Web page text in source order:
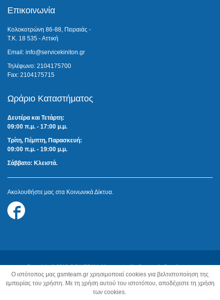
Επικοινωνία
Κολοκοτρώνη 86-88, Πειραιάς -
Τ.Κ. 18 535 - Αττική
Email: info@servicekiniton.gr
Τηλέφωνο: 2104175700
Fax: 2104175715
Ωράριο Καταστήματος
Δευτέρα και Τετάρτη:
09:00 π.μ. - 17:00 μ.μ.
Τρίτη, Πέμπτη, Παρασκευή:
09:00 π.μ. - 19:00 μ.μ.
Σάββατο: Κλειστά.
Ακολουθήστε μας στα Κοινωνικά Δίκτυα.
us
Copyright © 2018 GSM TEAM. Με την επιφύλαξη παντός δικαιώματος.
Κατασκευή Ιστοσελίδων:Z-Design.gr
O ιστότοπος μας gsmteam.gr χρησιμοποιεί cookies για βελτιστοποίηση της
εμπειρίας του χρήστη. Με τη χρήση αυτού του ιστοτόπου, αποδέχεστε τη χρήση
των cookies.